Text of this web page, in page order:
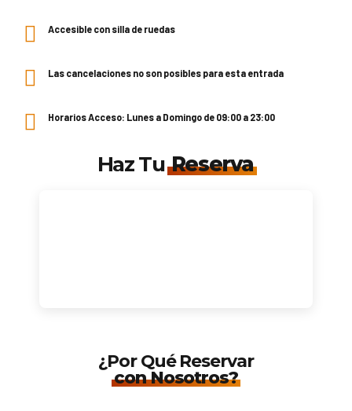
Accesible con silla de ruedas
Las cancelaciones no son posibles para esta entrada
Horarios Acceso: Lunes a Domingo de 09:00 a 23:00
Haz TuReserva
¿Por Qué Reservar
con Nosotros?